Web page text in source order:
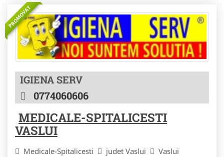
PROMOVAT
IGIENA SERV
0774060606
MEDICALE-SPITALICESTI
VASLUI
Medicale-Spitalicesti judet Vaslui
Vaslui